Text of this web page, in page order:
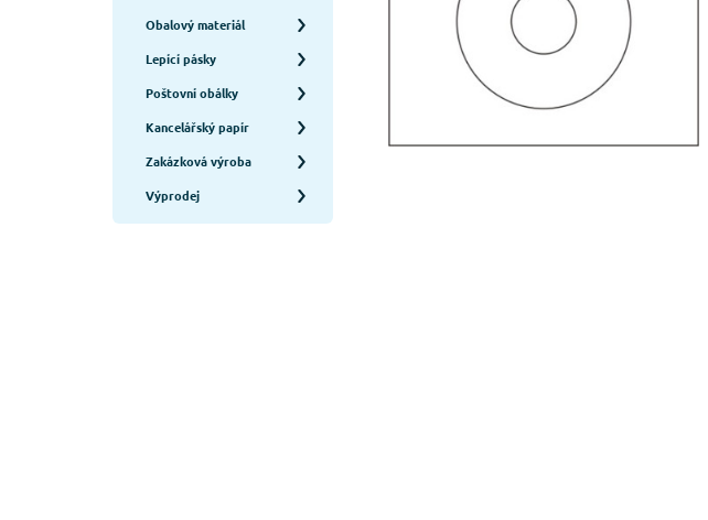
Obalový materiál
Lepící pásky
Poštovní obálky
Kancelářský papír
Zakázková výroba
Výprodej